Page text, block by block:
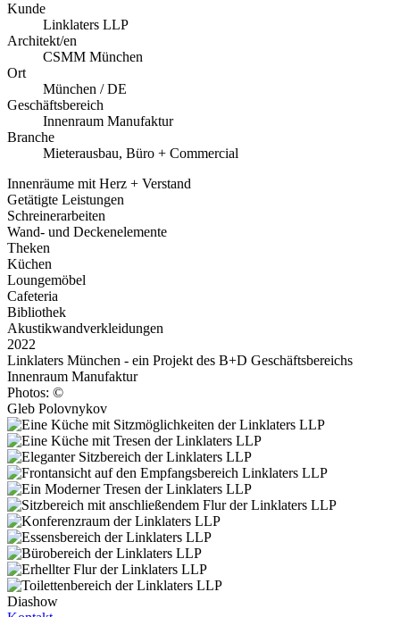
Kunde
Linklaters LLP
Architekt/en
CSMM München
Ort
München / DE
Geschäftsbereich
Innenraum Manufaktur
Branche
Mieterausbau, Büro + Commercial
Innenräume mit Herz + Verstand
Getätigte Leistungen
Schreinerarbeiten
Wand- und Deckenelemente
Theken
Küchen
Loungemöbel
Cafeteria
Bibliothek
Akustikwandverkleidungen
2022
Linklaters München - ein Projekt des B+D Geschäftsbereichs
Innenraum Manufaktur
Photos: ©
Gleb Polovnykov
Diashow